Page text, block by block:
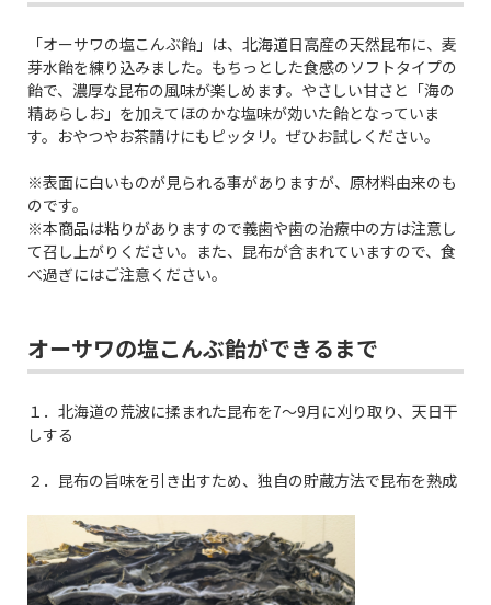
「オーサワの塩こんぶ飴」は、北海道日高産の天然昆布に、麦
芽水飴を練り込みました。もちっとした食感のソフトタイプの
飴で、濃厚な昆布の風味が楽しめます。やさしい甘さと「海の
精あらしお」を加えてほのかな塩味が効いた飴となっていま
す。おやつやお茶請けにもピッタリ。ぜひお試しください。
※表面に白いものが見られる事がありますが、原材料由来のも
のです。
※本商品は粘りがありますので義歯や歯の治療中の方は注意し
て召し上がりください。また、昆布が含まれていますので、食
べ過ぎにはご注意ください。
オーサワの塩こんぶ飴ができるまで
１．北海道の荒波に揉まれた昆布を7～9月に刈り取り、天日干
しする
２．昆布の旨味を引き出すため、独自の貯蔵方法で昆布を熟成